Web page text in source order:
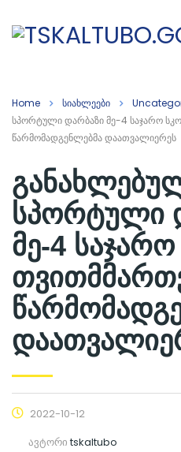
Home სიახლეები
სპორტული დარბაზი მე-4 საჯარო
წარმომადგენლებმა დაათვალიერეს
სპორტული
მე-4
2022-10-12
ავტორიtskaltubo